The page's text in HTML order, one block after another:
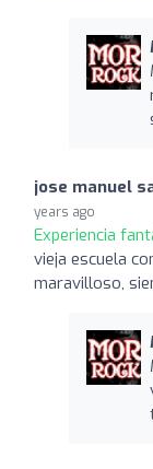
jose manuel
years ago
Experiencia
vieja escuela
maravilloso,